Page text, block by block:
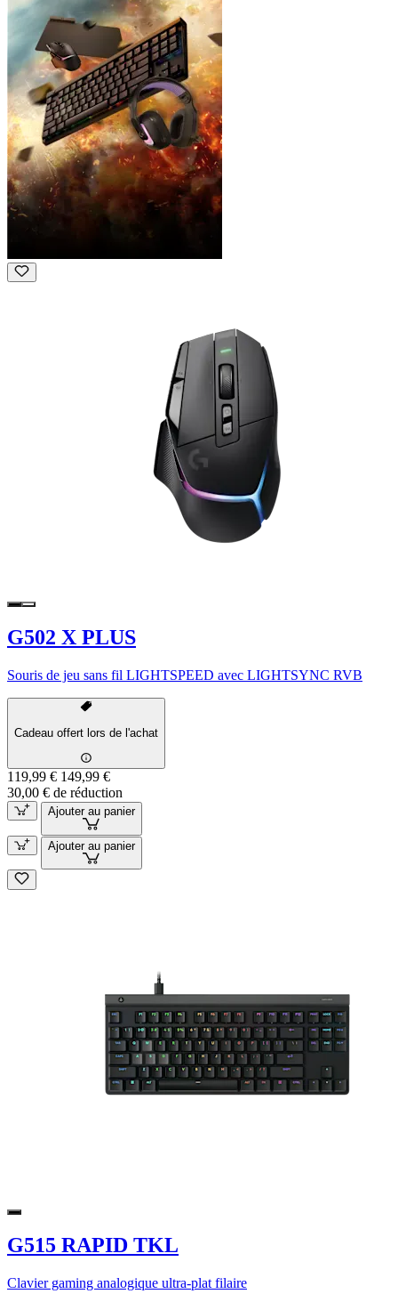
G502 X PLUS
Souris de jeu sans fil LIGHTSPEED avec LIGHTSYNC RVB
Cadeau offert lors de l'achat
119,99 € 149,99 €
30,00 € de réduction
Ajouter au panier
Ajouter au panier
G515 RAPID TKL
Clavier gaming analogique ultra-plat filaire